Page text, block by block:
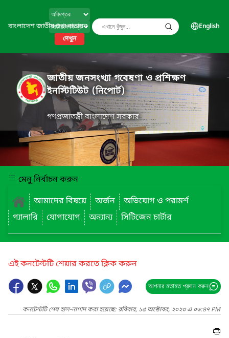
বাংলাদেশ জাতীয় তথ্য বাতায়ন
দেখুন
English
জাতীয় জনসংখ্যা গবেষণা ও প্রশিক্ষণ
ইনস্টিটিউট (নিপোর্ট)
গণপ্রজাতন্ত্রী বাংলাদেশ সরকার
মেনু নির্বাচন করুন
আমাদের বিষয়ে
অর্জন
অভিযোগ ও পরামর্শ
গ্যালারি
যোগাযোগ অন্যান্য সিটিজেন চার্টার
এই কনটেন্টটি শেয়ার করতে ক্লিক করুন
আপনার মতামত প্রদান করুন
কনটেন্টটি শেষ হাল-নাগাদ করা হয়েছে: রবিবার, ১৫ অক্টোবর, ২০২৩ এ ০৬:৪৭ PM